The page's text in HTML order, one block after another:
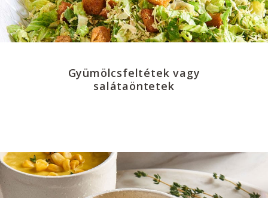
Gyümölcsfeltétek vagy
salátaöntetek